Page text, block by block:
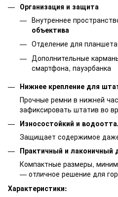
Организация и защита
Внутреннее
объектива
Отделение для
Дополнительные
смартфона, пауэрбанка
Нижнее крепление для
Прочные ремни в нижней
зафиксировать штатив во
Износостойкий и
Защищает содержимое
Практичный и лаконичный
Компактные размеры,
— отличное решение для
Характеристики: